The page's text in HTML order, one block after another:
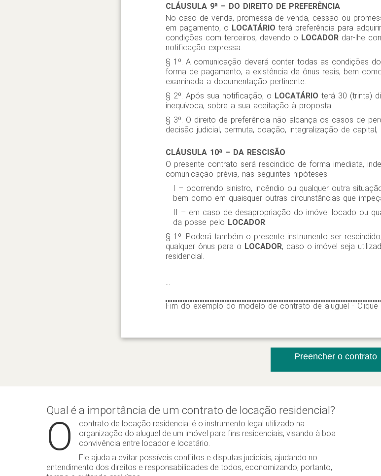
CLÁUSULA 9ª – DO DIREITO DE PREFERÊNCIA
No caso de venda, promessa de venda, cessão ou
em pagamento, o LOCATÁRIO terá preferência para
condições com terceiros, devendo o LOCADORdar-lhe
notificação expressa.
§ 1º. A comunicação deverá conter todas as condições
forma de pagamento, a existência de ônus reais, bem
examinada a documentação pertinente.
§ 2º. Após sua notificação, o LOCATÁRIO terá 30 (trinta)
inequívoca, sobre a sua aceitação à proposta.
§ 3º. O direito de preferência não alcança os casos de
decisão judicial, permuta, doação, integralização de
CLÁUSULA 10ª – DA RESCISÃO
O presente contrato será rescindido de forma imediata,
comunicação prévia, nas seguintes hipóteses:
I – ocorrendo sinistro, incêndio ou qualquer outra
bem como em quaisquer outras circunstâncias que
II – em caso de desapropriação do imóvel locado ou
da posse pelo LOCADOR.
§ 1º. Poderá também o presente instrumento ser
qualquer ônus para o LOCADOR, caso o imóvel seja
residencial.
...
Fim do exemplo do modelo de contrato de aluguel - Clique
Preencher o contrato
Qual é a importância de um contrato de locação residencial?
O
contrato de locação residencial é o instrumento legal utilizado na
organização do aluguel de um imóvel para fins residenciais, visando à boa
convivência entre locador e locatário.
Ele ajuda a evitar possíveis conflitos e disputas judiciais, ajudando no
entendimento dos direitos e responsabilidades de todos, economizando, portanto,